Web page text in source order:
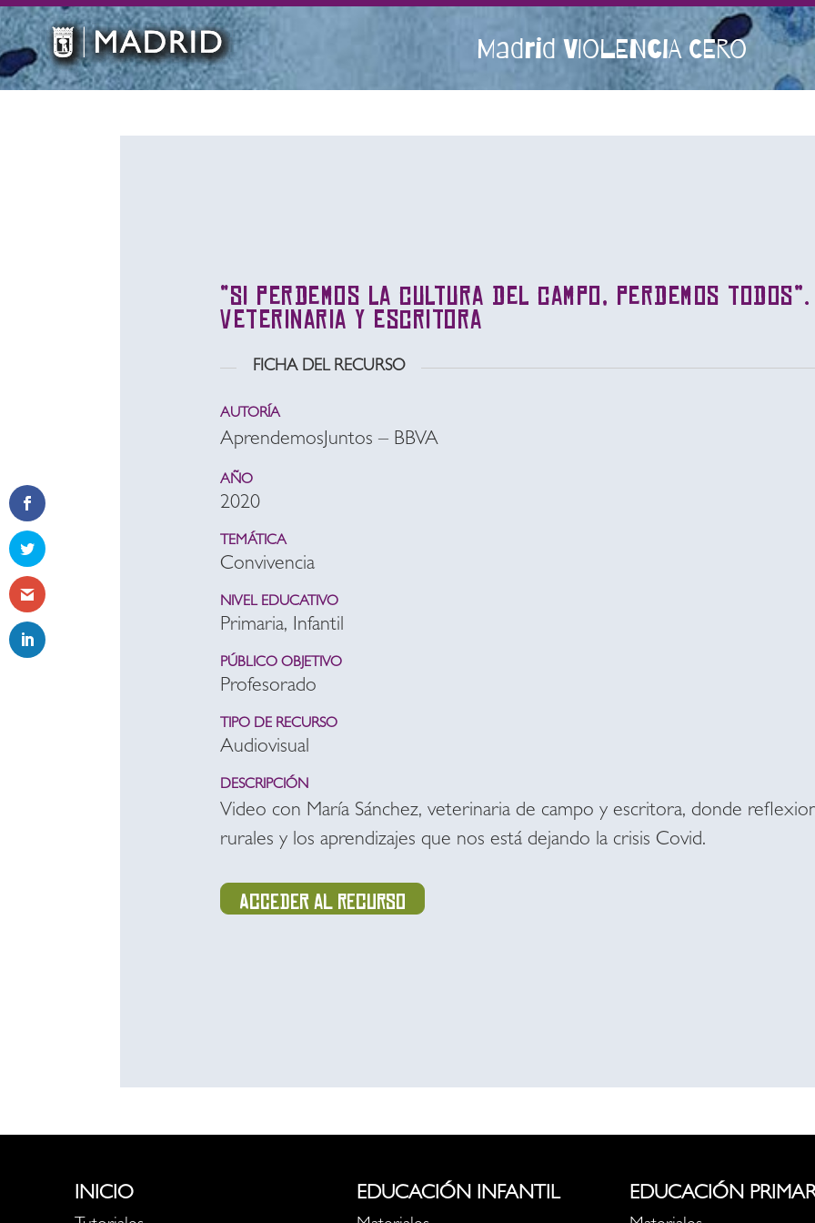
Madrid VIOLENCIA CERO
“Si perdemos la cultura del campo, perdemos todos”.
veterinaria y escritora
FICHA DEL RECURSO
AUTORÍA
AprendemosJuntos – BBVA
AÑO
2020
TEMÁTICA
Convivencia
NIVEL EDUCATIVO
Primaria, Infantil
PÚBLICO OBJETIVO
Profesorado
TIPO DE RECURSO
Audiovisual
DESCRIPCIÓN
Video con María Sánchez, veterinaria de campo y escritora, donde
rurales y los aprendizajes que nos está dejando la crisis Covid.
Acceder al recurso
INICIO EDUCACIÓN INFANTIL EDUCACIÓN